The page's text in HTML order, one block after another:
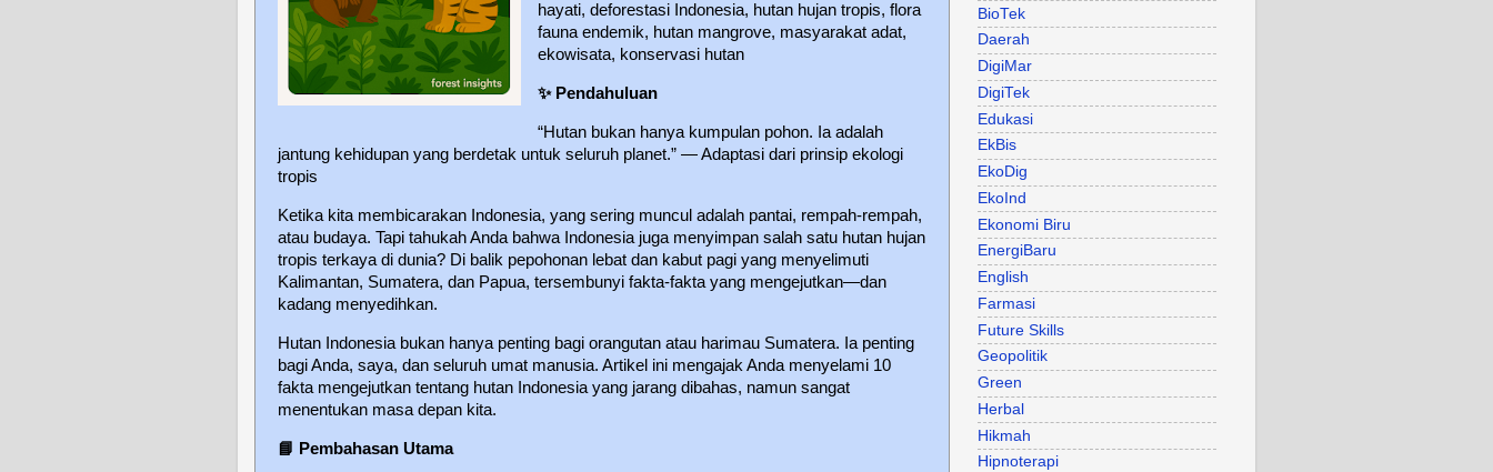
hayati, deforestasi Indonesia, hutan hujan tropis, flora
fauna endemik, hutan mangrove, masyarakat adat,
ekowisata, konservasi hutan
✨Pendahuluan
“Hutan bukan hanya kumpulan pohon. Ia adalah
jantung kehidupan yang berdetak untuk seluruh planet.” — Adaptasi dari prinsip ekologi
tropis
Ketika kita membicarakan Indonesia, yang sering muncul adalah pantai, rempah-rempah,
atau budaya. Tapi tahukah Anda bahwa Indonesia juga menyimpan salah satu hutan hujan
tropis terkaya di dunia? Di balik pepohonan lebat dan kabut pagi yang menyelimuti
Kalimantan, Sumatera, dan Papua, tersembunyi fakta-fakta yang mengejutkan—dan
kadang menyedihkan.
Hutan Indonesia bukan hanya penting bagi orangutan atau harimau Sumatera. Ia penting
bagi Anda, saya, dan seluruh umat manusia. Artikel ini mengajak Anda menyelami 10
fakta mengejutkan tentang hutan Indonesia yang jarang dibahas, namun sangat
menentukan masa depan kita.
📘 Pembahasan Utama
BioTek
Daerah
DigiMar
DigiTek
Edukasi
EkBis
EkoDig
EkoInd
Ekonomi Biru
EnergiBaru
English
Farmasi
Future Skills
Geopolitik
Green
Herbal
Hikmah
Hipnoterapi